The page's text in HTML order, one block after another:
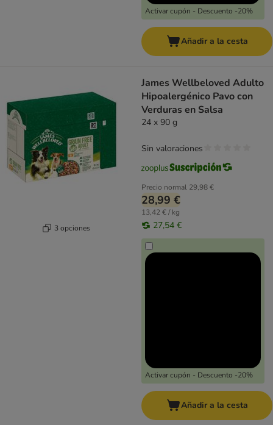
Activar cupón - Descuento -20%
Añadir a la cesta
3 opciones
James Wellbeloved Adulto
Hipoalergénico Pavo con
Verduras en Salsa
24 x 90 g
Precio normal 29,98 €
28,99 €
13,42 € / kg
27,54 €
Activar cupón - Descuento -20%
Sin valoraciones
Añadir a la cesta